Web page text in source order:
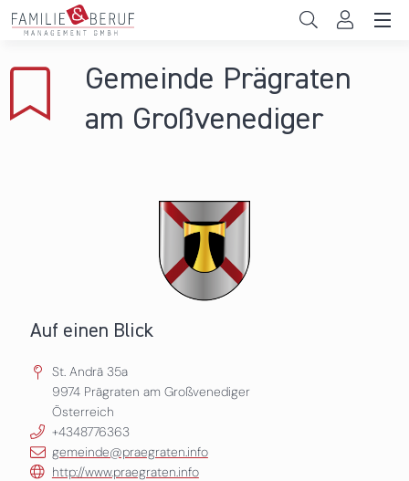
Direkt zum Inhalt
Gemeinden
Gemeinde Prägraten
am Großvenediger
Auf einen Blick
St. Andrä 35a
9974 Prägraten am Großvenediger
Österreich
+4348776363
gemeinde@praegraten.info
http://www.praegraten.info